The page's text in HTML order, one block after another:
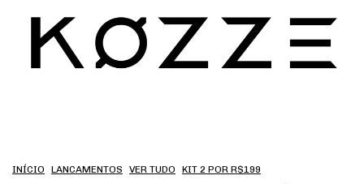
INÍCIO LANCAMENTOS VER TUDO
KIT 2 POR R$199